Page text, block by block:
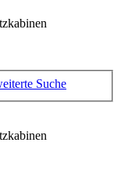
Suche